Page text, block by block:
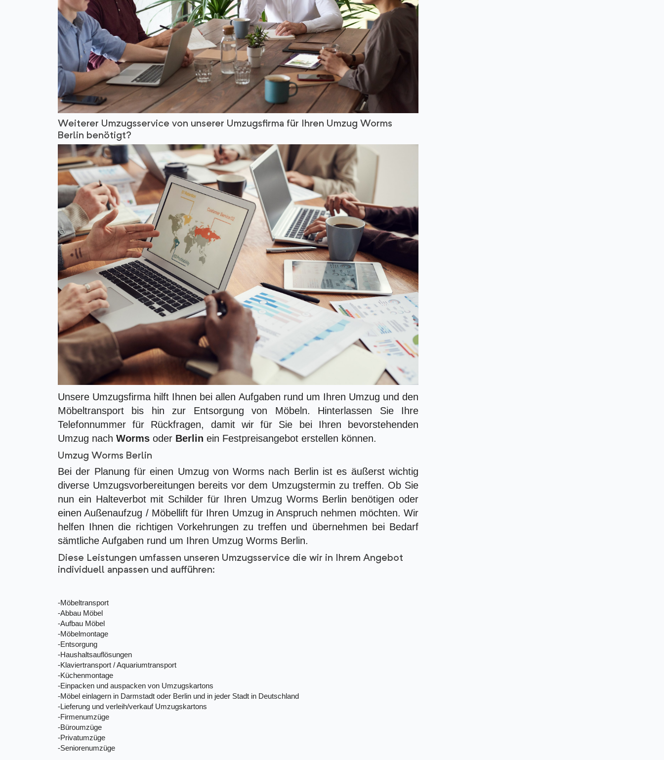
Weiterer Umzugsservice von unserer Umzugsfirma für Ihren Umzug Worms
Berlin benötigt?
Unsere Umzugsfirma hilft Ihnen bei allen Aufgaben rund um Ihren Umzug und den
Möbeltransport bis hin zur Entsorgung von Möbeln. Hinterlassen Sie Ihre
Telefonnummer für Rückfragen, damit wir für Sie bei Ihren bevorstehenden
Umzug nach Worms oder Berlin ein Festpreisangebot erstellen können.
Umzug Worms Berlin
Bei der Planung für einen Umzug von Worms nach Berlin ist es äußerst wichtig
diverse Umzugsvorbereitungen bereits vor dem Umzugstermin zu treffen. Ob Sie
nun ein Halteverbot mit Schilder für Ihren Umzug Worms Berlin benötigen oder
einen Außenaufzug / Möbellift für Ihren Umzug in Anspruch nehmen möchten. Wir
helfen Ihnen die richtigen Vorkehrungen zu treffen und übernehmen bei Bedarf
sämtliche Aufgaben rund um Ihren Umzug Worms Berlin.
Diese Leistungen umfassen unseren Umzugsservice die wir in Ihrem Angebot
individuell anpassen und aufführen:
-Möbeltransport
-Abbau Möbel
-Aufbau Möbel
-Möbelmontage
-Entsorgung
-Haushaltsauflösungen
-Klaviertransport / Aquariumtransport
-Küchenmontage
-Einpacken und auspacken von Umzugskartons
-Möbel einlagern in Darmstadt oder Berlin und in jeder Stadt in Deutschland
-Lieferung und verleih/verkauf Umzugskartons
-Firmenumzüge
-Büroumzüge
-Privatumzüge
-Seniorenumzüge